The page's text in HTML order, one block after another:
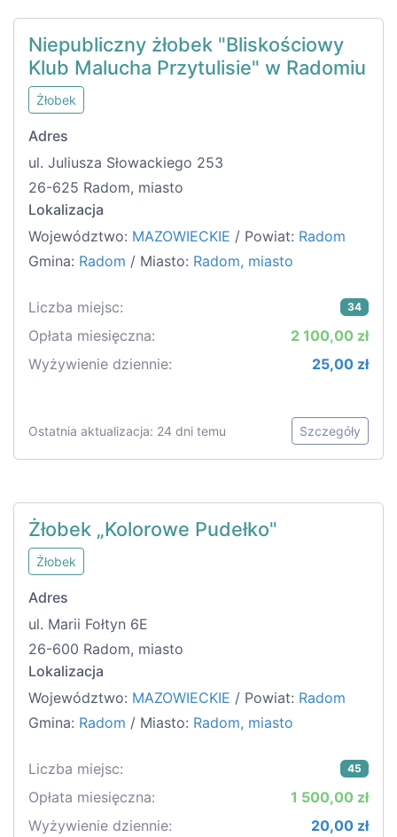
Niepubliczny żłobek "Bliskościowy
Klub Malucha Przytulisie" w Radomiu
Żłobek
Adres
ul. Juliusza Słowackiego 253
26-625 Radom, miasto
Lokalizacja
Województwo: MAZOWIECKIE / Powiat: Radom
Gmina: Radom / Miasto: Radom, miasto
Liczba miejsc: 34
Opłata miesięczna:
2 100,00 zł
Wyżywienie dziennie:
25,00 zł
Ostatnia aktualizacja: 24 dni temu Szczegóły
Żłobek „Kolorowe Pudełko"
Żłobek
Adres
ul. Marii Fołtyn 6E
26-600 Radom, miasto
Lokalizacja
Województwo: MAZOWIECKIE / Powiat: Radom
Gmina: Radom / Miasto: Radom, miasto
Liczba miejsc: 45
Opłata miesięczna:
1 500,00 zł
Wyżywienie dziennie:
20,00 zł